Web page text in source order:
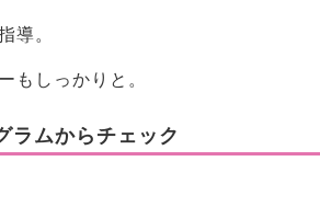
導。
もしっかりと。
ラムからチェック